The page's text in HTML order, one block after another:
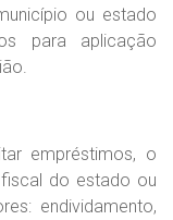
ou estado
para aplicação
empréstimos, o
do estado ou
endividamento,